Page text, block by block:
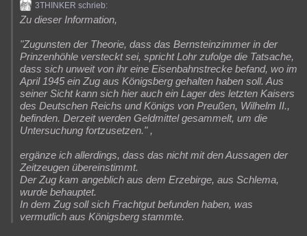
3THINKER schrieb:
Zu dieser Information,
"Zugunsten der Theorie, dass das Bernsteinzimmer in der
Prinzenhöhle versteckt sei, spricht Lohr zufolge die Tatsache,
dass sich unweit von ihr eine Eisenbahnstrecke befand, wo im
April 1945 ein Zug aus Königsberg gehalten haben soll. Aus
seiner Sicht kann sich hier auch ein Lager des letzten Kaisers
des Deutschen Reichs und Königs von Preußen, Wilhelm II.,
befinden. Derzeit werden Geldmittel gesammelt, um die
Untersuchung fortzusetzen." ,
ergänze ich allerdings, dass das nicht mit den Aussagen der
Zeitzeugen übereinstimmt.
Der Zug kam angeblich aus dem Erzebirge, aus Schlema,
wurde behauptet.
In dem Zug soll sich Frachtgut befunden haben, was
vermutlich aus Königsberg stammte.